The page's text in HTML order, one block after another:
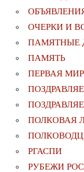
ОЧЕРКИ И
ПАМЯТНЫЕ
ПАМЯТЬ
ПЕРВАЯ
ПОЛКОВАЯ
РГАСПИ
РУБЕЖИ